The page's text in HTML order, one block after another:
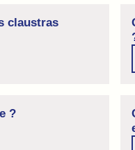
claustras
?